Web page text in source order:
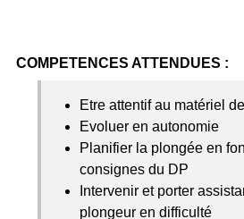
COMPETENCES ATTENDUES :
Etre attentif au matériel
Evoluer en autonomie
Planifier la plongée en
consignes du DP
Intervenir et porter
plongeur en difficulté